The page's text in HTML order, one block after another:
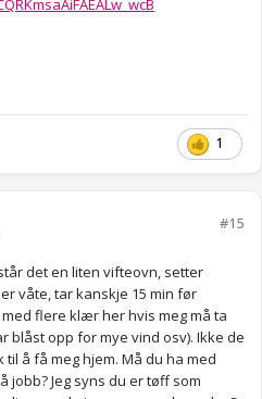
1
#15
det en liten vifteovn, setter
våte, tar kanskje 15 min før
flere klær her hvis meg må ta
blåst opp for mye vind osv). Ikke de
å få meg hjem. Må du ha med
jobb? Jeg syns du er tøff som